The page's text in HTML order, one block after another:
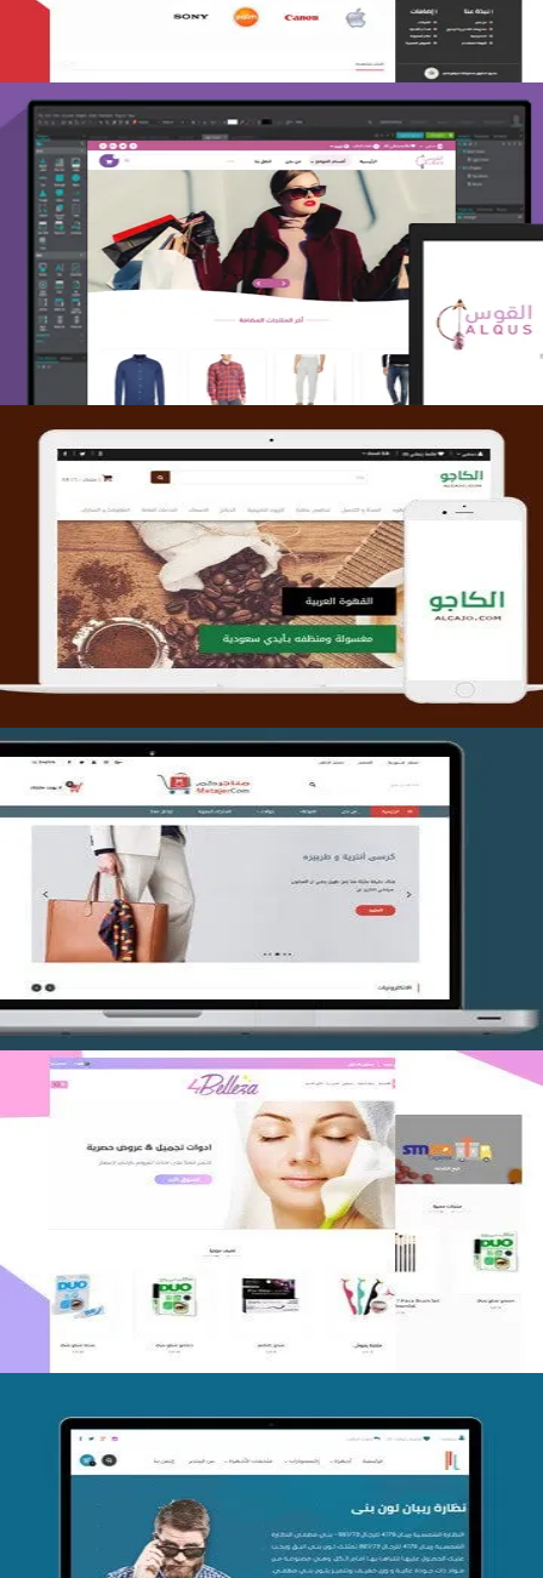
تصميم متجر القوس
التفاصيل
تصميم متجر الكاجو
التفاصيل
تصميم متجر متاجركم
اعادة تصميم متجر فوربليزا
التفاصيل
تصميم متجر اي كير